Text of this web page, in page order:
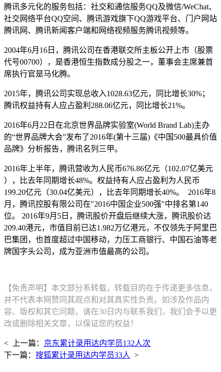
腾讯多元化的服务包括：社交和通信服务QQ及微信/WeChat、
社交网络平台QQ空间、腾讯游戏旗下QQ游戏平台、门户网站
腾讯网、腾讯新闻客户端和网络视频服务腾讯视频等。
2004年6月16日，腾讯公司在香港联交所主板公开上市（股票
代号00700），是香港恒生指数成分股之一，董事会主席兼首
席执行官是马化腾。
2015年，腾讯公司实现总收入1028.63亿元，同比增长30%；
腾讯权益持有人应占盈利288.06亿元，同比增长21%。
2016年6月22日在北京世界品牌实验室(World Brand Lab)主办
的“世界品牌大会”发布了2016年(第十三届)《中国500最具价值
品牌》分析报告，腾讯名列三甲。
2016年上半年，腾讯营收为人民币676.86亿元（102.07亿美元
），比去年同期增长48%。权益持有人应占盈利为人民币
199.20亿元（30.04亿美元），比去年同期增长40%。 2016年8
月，腾讯控股有限公司在"2016中国企业500强"中排名第140
位。 2016年9月5日，腾讯股价开盘后继续大涨，腾讯股价达
209.40港元，市值目前已达1.982万亿港元，不仅领先于阿里巴
巴集团，也首度超过中国移动，力压工商银行、中国石油等老
牌国字头公司，成为亚洲市值最高的公司。
【免责声明】本文部分系转载，转载目的在于传递更多信息，
并不代表本网赞同其观点和对其真实性负责。如涉及作品内
容、版权和其它问题，请在30日内与联系我们，我们会予以更
改或删除相关文章，以保证您的权益！
< 上一篇： 京东累计录用达内学员132人次
下一篇： 搜狐累计录用达内学员33人 >